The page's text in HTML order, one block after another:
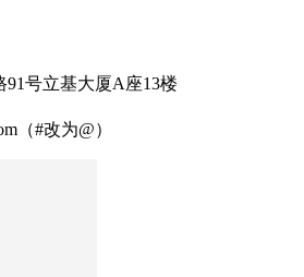
号立基大厦A座13楼
（#改为@）